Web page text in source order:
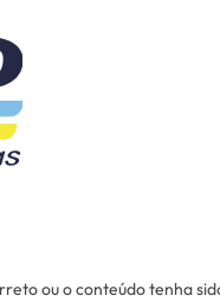
ou o conteúdo tenha